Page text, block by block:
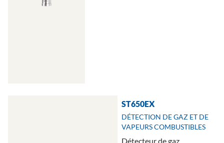
ST650EX
DÉTECTION DE GAZ ET DE
VAPEURS COMBUSTIBLES
Détecteur de gaz